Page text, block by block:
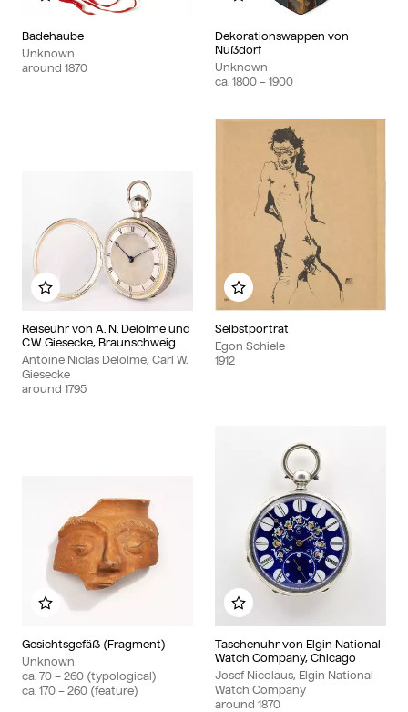
Badehaube
Unknown
around 1870
Dekorationswappen von
Nußdorf
Unknown
ca. 1800 – 1900
Reiseuhr von A. N. Delolme und
C.W. Giesecke, Braunschweig
Antoine Niclas Delolme, Carl W.
Giesecke
around 1795
Add to my album
Selbstporträt
Egon Schiele
1912
Add to my album
Gesichtsgefäß (Fragment)
Unknown
ca. 70 – 260 (typological)
ca. 170 – 260 (feature)
Add to my album
Taschenuhr von Elgin National
Watch Company, Chicago
Josef Nicolaus, Elgin National
Watch Company
around 1870
Add to my album